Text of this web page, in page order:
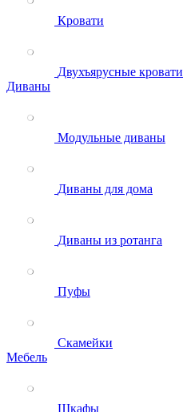
Кровати
Двухъярусные кровати
Диваны
Модульные диваны
Диваны для дома
Диваны из ротанга
Пуфы
Скамейки
Мебель
Шкафы